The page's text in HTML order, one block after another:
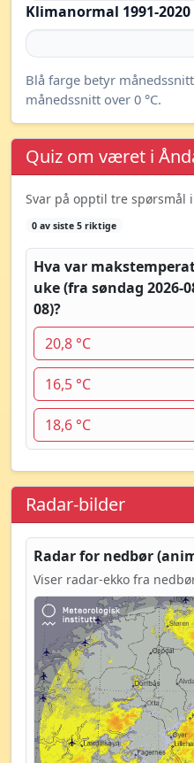
Klimanormal 1991-2020
Blå farge betyr
månedssnitt over 0 °C.
Quiz om været i
Svar på opptil tre spørsmål
0 av siste 5 riktige
Hva var
uke (fra søndag 2026-
08)?
20,8 °C
16,5 °C
18,6 °C
Radar-bilder
Radar for nedbør
Viser radar-ekko fra